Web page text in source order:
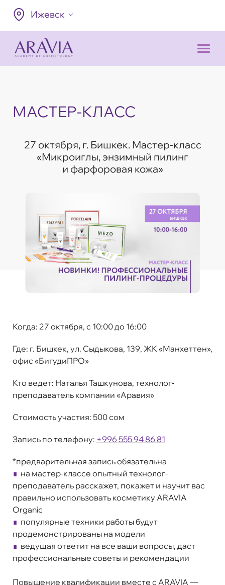
Ижевск
МАСТЕР-КЛАСС
27 октября, г. Бишкек. Мастер-класс
«Микроиглы, энзимный пилинг
и фарфоровая кожа»
Когда: 27 октября, с 10:00 до 16:00
Где: г. Бишкек, ул. Сыдыкова, 139, ЖК «Манхеттен»,
офис «БигудиПРО»
Кто ведет: Наталья Ташкунова, технолог-
преподаватель компании «Аравия»
Стоимость участия: 500 сом
Запись по телефону: +996 555 94 86 81
*предварительная запись обязательна
∎ на мастер-классе опытный технолог-
преподаватель расскажет, покажет и научит вас
правильно использовать косметику ARAVIA
Organic
∎ популярные техники работы будут
продемонстрированы на модели
∎ ведущая ответит на все ваши вопросы, даст
профессиональные советы и рекомендации
Повышение квалификации вместе с ARAVIA —